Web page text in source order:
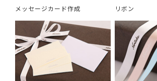
メッセージカード作成 リボン